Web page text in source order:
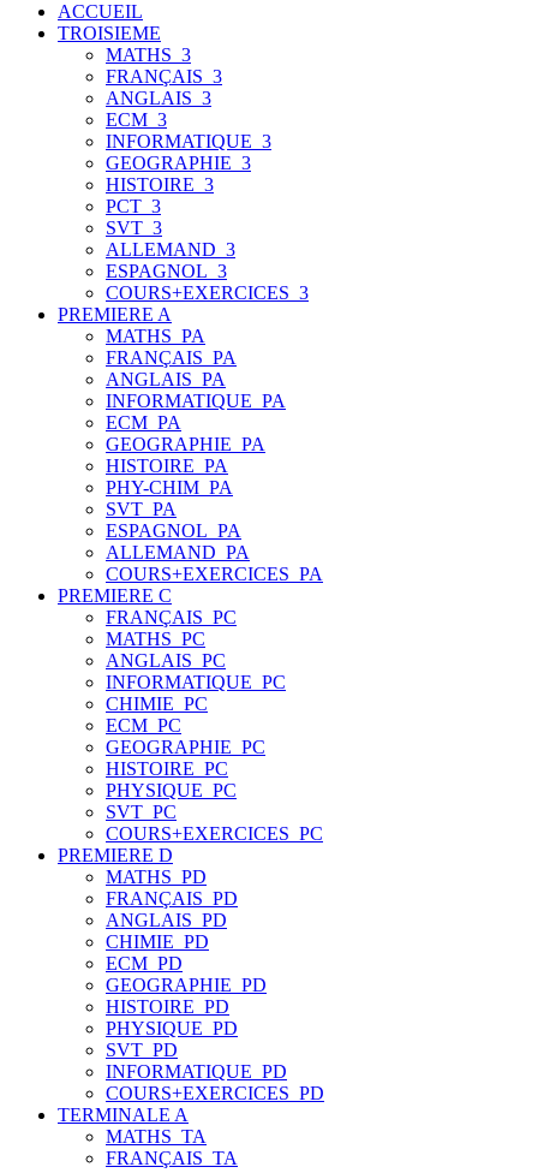
ACCUEIL
TROISIEME
MATHS_3
FRANÇAIS_3
ANGLAIS_3
ECM_3
INFORMATIQUE_3
GEOGRAPHIE_3
HISTOIRE_3
PCT_3
SVT_3
ALLEMAND_3
ESPAGNOL_3
COURS+EXERCICES_3
PREMIERE A
MATHS_PA
FRANÇAIS_PA
ANGLAIS_PA
INFORMATIQUE_PA
ECM_PA
GEOGRAPHIE_PA
HISTOIRE_PA
PHY-CHIM_PA
SVT_PA
ESPAGNOL_PA
ALLEMAND_PA
COURS+EXERCICES_PA
PREMIERE C
FRANÇAIS_PC
MATHS_PC
ANGLAIS_PC
INFORMATIQUE_PC
CHIMIE_PC
ECM_PC
GEOGRAPHIE_PC
HISTOIRE_PC
PHYSIQUE_PC
SVT_PC
COURS+EXERCICES_PC
PREMIERE D
MATHS_PD
FRANÇAIS_PD
ANGLAIS_PD
CHIMIE_PD
ECM_PD
GEOGRAPHIE_PD
HISTOIRE_PD
PHYSIQUE_PD
SVT_PD
INFORMATIQUE_PD
COURS+EXERCICES_PD
TERMINALE A
MATHS_TA
FRANÇAIS_TA